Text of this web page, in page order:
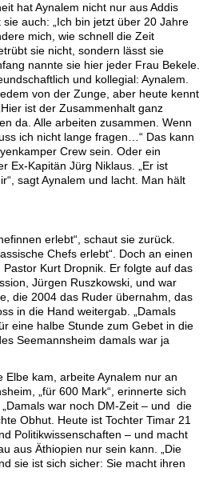
hat Aynalem nicht nur aus Addis
auch: „Ich bin jetzt über 20 Jahre
mich, wie schnell die Zeit
sie nicht, sondern lässt sie
nannte sie hier jeder Frau Bekele.
und kollegial: Aynalem.
von der Zunge, aber heute kennt
ist der Zusammenhalt ganz
da. Alle arbeiten zusammen. Wenn
ich nicht lange fragen…“ Das kann
Crew sein. Oder ein
Ex-Kapitän Jürg Niklaus. „Er ist
sagt Aynalem und lacht. Man hält
erlebt“, schaut sie zurück.
Chefs erlebt“. Doch an einen
Kurt Dropnik. Er folgte auf das
Jürgen Ruszkowski, und war
die 2004 das Ruder übernahm, das
in die Hand weitergab. „Damals
eine halbe Stunde zum Gebet in die
Seemannsheim damals war ja
Elbe kam, arbeite Aynalem nur an
„für 600 Mark“, erinnerte sich
war noch DM-Zeit – und die
Obhut. Heute ist Tochter Timar 21
Politikwissenschaften – und macht
aus Äthiopien nur sein kann. „Die
sie ist sich sicher: Sie macht ihren